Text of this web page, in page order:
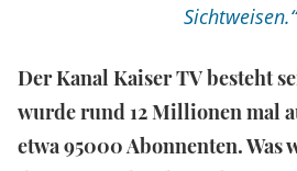
Der Kanal Kaiser TV besteht
wurde rund 12 Millionen mal
etwa 95000 Abonnenten. Was